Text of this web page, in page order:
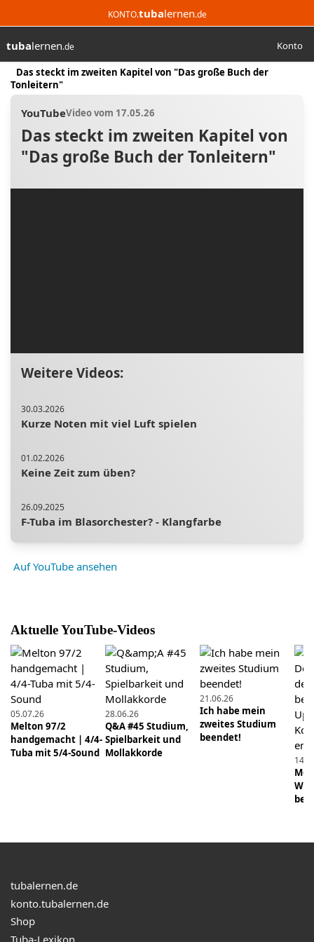
KONTO.tubalernen.de
tubalernen.de Suchen
Konto
Start
Das steckt im zweiten Kapitel von "Das große Buch der
Tonleitern"
YouTubeVideo vom 17.05.26
Das steckt im zweiten Kapitel von
"Das große Buch der Tonleitern"
Weitere Videos:
30.03.2026
Kurze Noten mit viel Luft spielen
01.02.2026
Keine Zeit zum üben?
26.09.2025
F-Tuba im Blasorchester? - Klangfarbe
Teile austauschen. #tuba #tubalernen #brass
Buchvorstellung: "Tuba: Eine praktische Anleitung
für den Jazzneuling" von Norbert Weigand
19.12.2024
Was braucht mehr Pflege? Pump- oder
Drehventile? #tuba #tubalernen #musik
#blasmusik #brass
#tuba #tubalernen #musik #trompete #blasmusik
Detailwissen Mundstück: Teil 2 - Der Kessel
Auf YouTube ansehen
Aktuelle YouTube-Videos
05.07.26
Melton 97/2
handgemacht | 4/4-
Tuba mit 5/4-Sound
28.06.26
Q&A #45 Studium,
Spielbarkeit und
Mollakkorde
21.06.26
Ich habe mein
zweites Studium
beendet!
tubalernen.de
konto.tubalernen.de
Shop
Tuba-Lexikon